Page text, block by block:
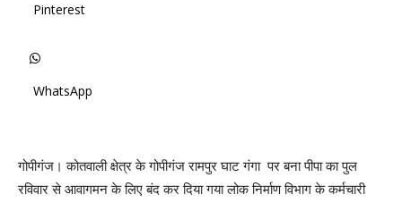
Pinterest
WhatsApp
गोपीगंज। कोतवाली क्षेत्र के गोपीगंज रामपुर घाट गंगा पर बना पीपा का पुल
रविवार से आवागमन के लिए बंद कर दिया गया लोक निर्माण विभाग के कर्मचारी